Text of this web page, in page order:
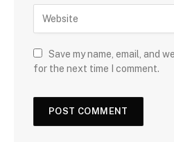
Save my name, email, and
for the next time I comment.